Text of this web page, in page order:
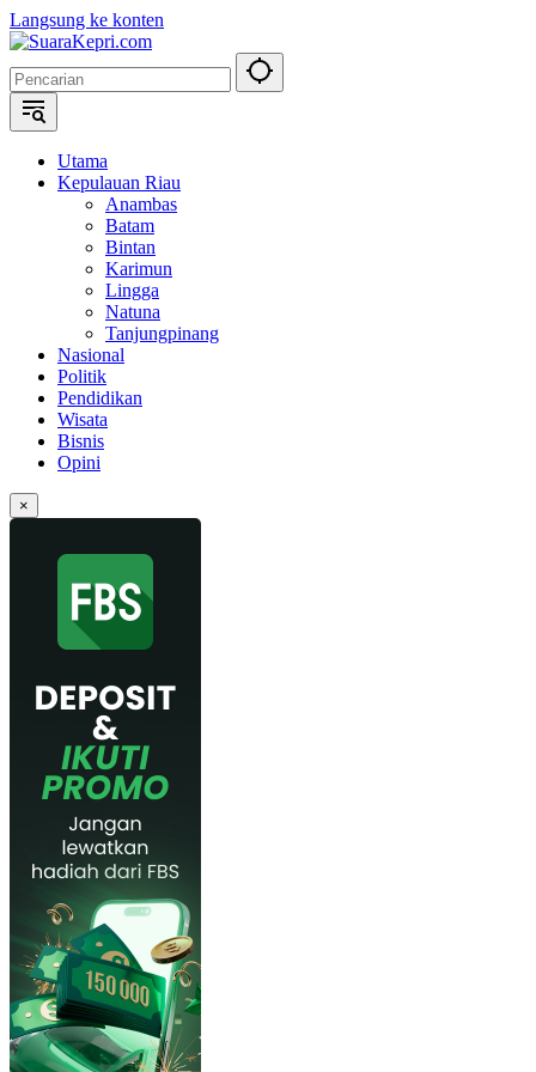
Langsung ke konten
Utama
Kepulauan Riau
Anambas
Batam
Bintan
Karimun
Lingga
Natuna
Tanjungpinang
Nasional
Politik
Pendidikan
Wisata
Bisnis
Opini
×